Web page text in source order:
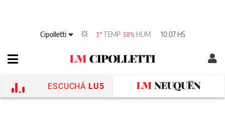
Cipolletti 3° TEMP 58% HUM 10:07 HS
ESCUCHÁ LU5